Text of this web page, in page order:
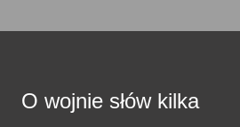
O wojnie słów kilka